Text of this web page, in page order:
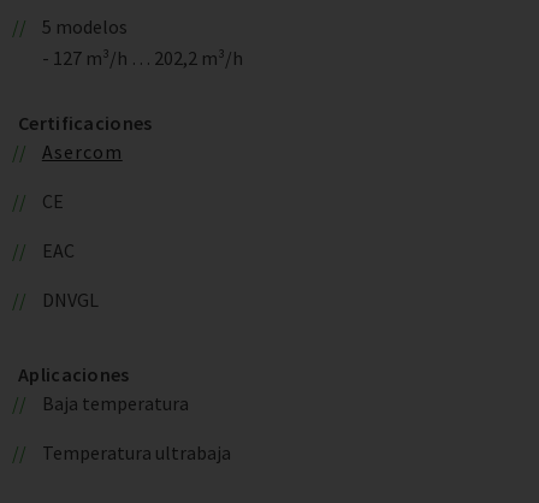
5 modelos
- 127 m³/h … 202,2 m³/h
Certificaciones
Asercom
CE
EAC
DNVGL
Aplicaciones
Baja temperatura
Temperatura ultrabaja